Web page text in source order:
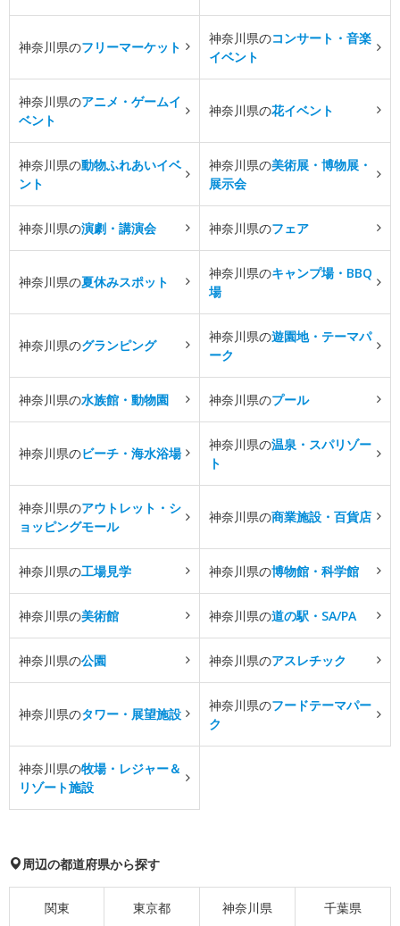
神奈川県のフリーマーケット
神奈川県のコンサート・音楽
イベント
神奈川県のアニメ・ゲームイ
ベント
神奈川県の花イベント
神奈川県の動物ふれあいイベ
ント
神奈川県の美術展・博物展・
展示会
神奈川県の演劇・講演会 神奈川県のフェア
神奈川県の夏休みスポット
神奈川県のキャンプ場・BBQ
場
神奈川県のグランピング
神奈川県の遊園地・テーマパ
ーク
神奈川県の水族館・動物園 神奈川県のプール
神奈川県のビーチ・海水浴場
神奈川県の温泉・スパリゾー
ト
神奈川県のアウトレット・シ
ョッピングモール
神奈川県の商業施設・百貨店
神奈川県の工場見学 神奈川県の博物館・科学館
神奈川県の美術館 神奈川県の道の駅・SA/PA
神奈川県の公園 神奈川県のアスレチック
神奈川県のタワー・展望施設
神奈川県のフードテーマパー
ク
神奈川県の牧場・レジャー＆
リゾート施設
周辺の都道府県から探す
関東 東京都 神奈川県 千葉県